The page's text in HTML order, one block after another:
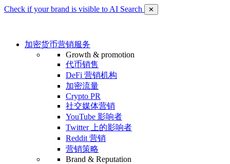
Check if your brand is visible to AI Search ✕
加密货币营销服务
Growth & promotion
代币销售
DeFi 营销机构
加密流量
Crypto PR
社交媒体营销
YouTube 影响者
Twitter 上的影响者
Reddit 营销
营销策略
Brand & Reputation